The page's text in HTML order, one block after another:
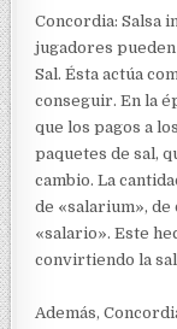
Concordia: Salsa
jugadores
Sal. Ésta actúa
conseguir. En la
que los pagos a
paquetes de sal,
cambio. La
de «salarium»,
«salario». Este
convirtiendo la
Además,